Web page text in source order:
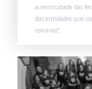
autenticidade das
das entidades que
romarias”.